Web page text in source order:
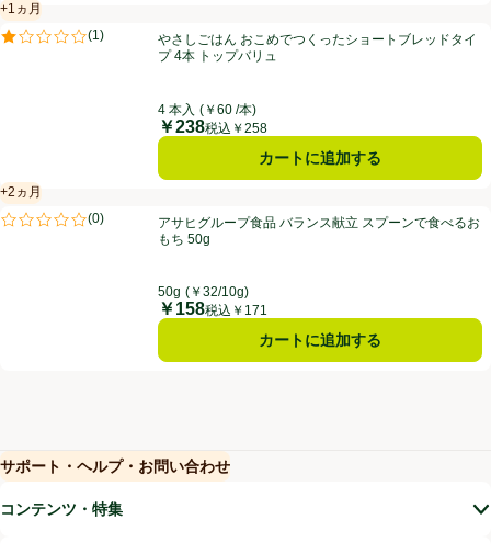
やさしごはん おこめでつくったショートブレッドタイプ 4本 トップバ
+1ヵ月
賞味・消費期限保証：1ヵ月
(1)
評価は1件のレビューで5点中1.0点。やさしごはん おこめでつくったショートブレッドタイ
プ 4本 トップバリュ
4 本入 (￥60 /本)
価格
￥238税込￥258
カートに追加する
アサヒグループ食品 バランス献立 スプーンで食べるおもち 50g
+2ヵ月
賞味・消費期限保証：2ヵ月
(0)
評価は0件のレビューで5点中0.0点。アサヒグループ食品 バランス献立 スプーンで食べるお
もち 50g
50g (￥32/10g)
価格
￥158税込￥171
カートに追加する
サポート・ヘルプ・お問い合わせ
(新しいウィンドウで開く)
コンテンツ・特集